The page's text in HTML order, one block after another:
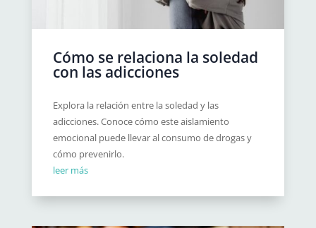
Cómo se relaciona la soledad
con las adicciones
Explora la relación entre la soledad y las
adicciones. Conoce cómo este aislamiento
emocional puede llevar al consumo de drogas y
cómo prevenirlo.
leer más